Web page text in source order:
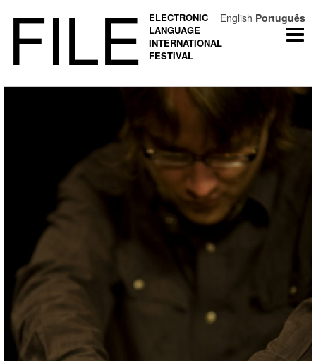
FILE
ELECTRONIC
LANGUAGE
INTERNATIONAL
FESTIVAL
English Português